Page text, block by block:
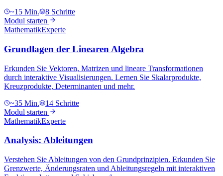
~15 Min.
8 Schritte
Modul starten
MathematikExperte
Grundlagen der Linearen Algebra
Erkunden Sie Vektoren, Matrizen und lineare Transformationen
durch interaktive Visualisierungen. Lernen Sie Skalarprodukte,
Kreuzprodukte, Determinanten und mehr.
~35 Min.
14 Schritte
Modul starten
MathematikExperte
Analysis: Ableitungen
Verstehen Sie Ableitungen von den Grundprinzipien. Erkunden Sie
Grenzwerte, Änderungsraten und Ableitungsregeln mit interaktiven